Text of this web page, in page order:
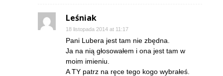
Leśniak
18 listopada 2014 at 11:17
Pani Lubera jest tam nie zbędna.
Ja na nią głosowałem i ona jest tam w
moim imieniu.
A TY patrz na ręce tego kogo wybrałeś.